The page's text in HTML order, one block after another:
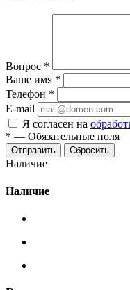
Вопрос *
Ваше имя *
Телефон *
E-mail
Я согласен на
* — Обязательные поля
Сбросить
Наличие
Наличие